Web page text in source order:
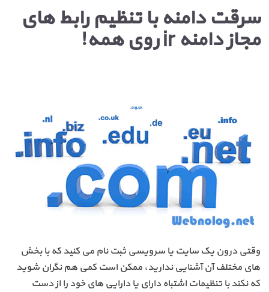
سرقت دامنه با تنظیم رابط های
مجاز دامنه ir روی همه!
وقتی درون یک سایت یا سرویسی ثبت نام می کنید که با بخش
های مختلف آن آشنایی ندارید، ممکن است کمی هم نگران شوید
که نکند با تنظیمات اشتباه دارای یا دارایی های خود را از دست